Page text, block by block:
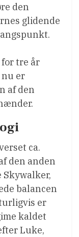
den
glidende
tre år
nu er
af den
ca.
den anden
Skywalker,
balancen
er
kaldet
Luke,